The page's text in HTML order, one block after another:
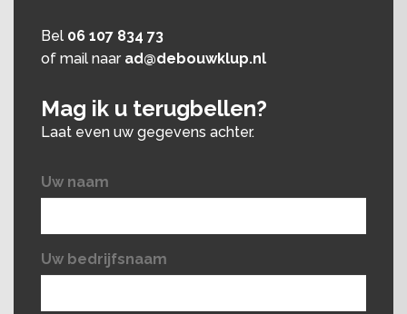
Bel 06 107 834 73
of mail naar ad@debouwklup.nl
Mag ik u terugbellen?
Laat even uw gegevens achter.
Uw naam
Uw bedrijfsnaam